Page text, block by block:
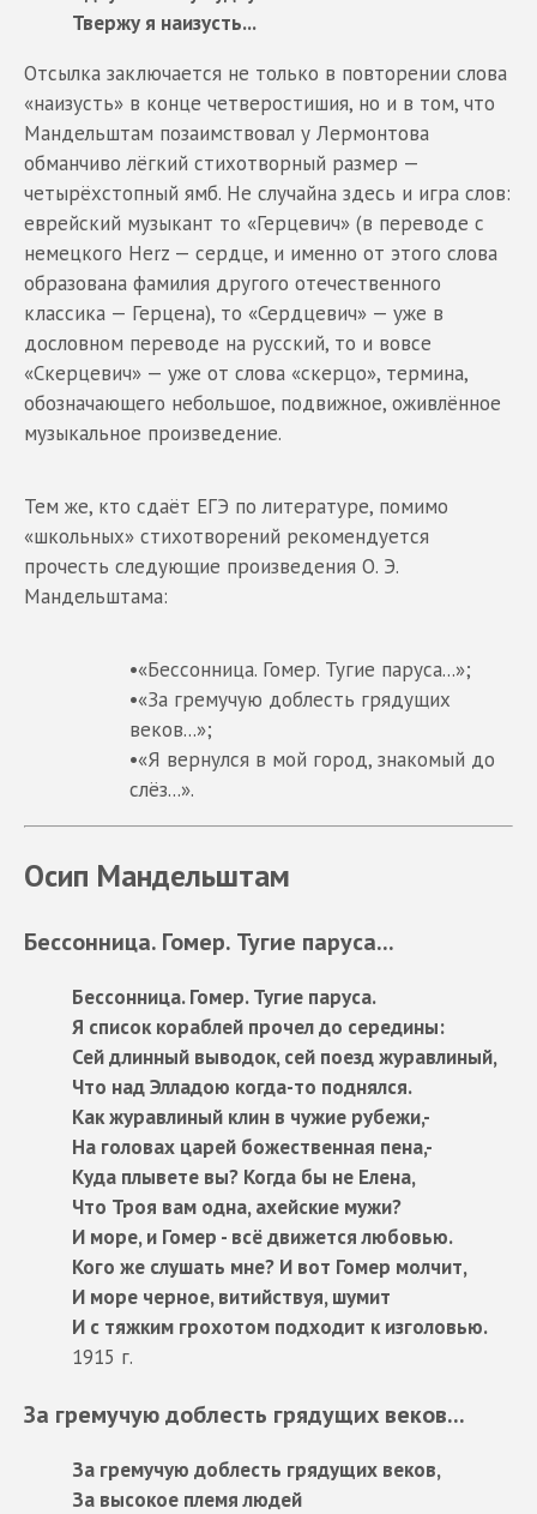
Твержу я наизусть...
Отсылка заключается не только в повторении слова
«наизусть» в конце четверостишия, но и в том, что
Мандельштам позаимствовал у Лермонтова
обманчиво лёгкий стихотворный размер —
четырёхстопный ямб. Не случайна здесь и игра слов:
еврейский музыкант то «Герцевич» (в переводе с
немецкого Herz — сердце, и именно от этого слова
образована фамилия другого отечественного
классика — Герцена), то «Сердцевич» — уже в
дословном переводе на русский, то и вовсе
«Скерцевич» — уже от слова «скерцо», термина,
обозначающего небольшое, подвижное, оживлённое
музыкальное произведение.
Тем же, кто сдаёт ЕГЭ по литературе, помимо
«школьных» стихотворений рекомендуется
прочесть следующие произведения О. Э.
Мандельштама:
•«Бессонница. Гомер. Тугие паруса...»;
•«За гремучую доблесть грядущих
веков...»;
•«Я вернулся в мой город, знакомый до
слёз...».
Осип Мандельштам
Бессонница. Гомер. Тугие паруса...
Бессонница. Гомер. Тугие паруса.
Я список кораблей прочел до середины:
Сей длинный выводок, сей поезд журавлиный,
Что над Элладою когда-то поднялся.
Как журавлиный клин в чужие рубежи,-
На головах царей божественная пена,-
Куда плывете вы? Когда бы не Елена,
Что Троя вам одна, ахейские мужи?
И море, и Гомер - всё движется любовью.
Кого же слушать мне? И вот Гомер молчит,
И море черное, витийствуя, шумит
И с тяжким грохотом подходит к изголовью.
1915 г.
За гремучую доблесть грядущих веков...
За гремучую доблесть грядущих веков,
За высокое племя людей